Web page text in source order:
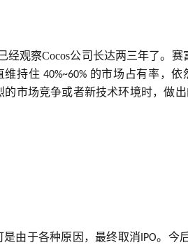
观察Cocos公司长达两三年了。赛
维持住 40%~60% 的市场占有率，依
的市场竞争或者新技术环境时，做
由于各种原因，最终取消IPO。今